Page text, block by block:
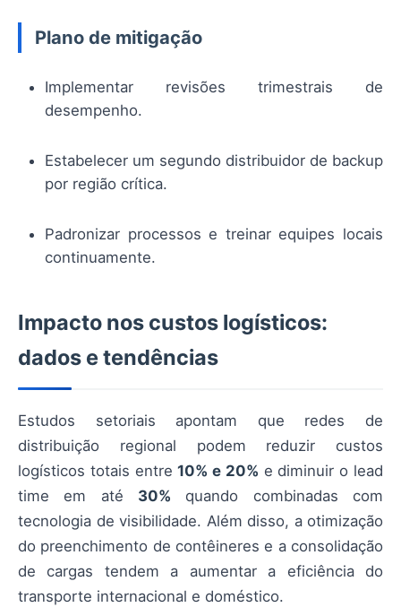
Plano de mitigação
Implementar revisões trimestrais de
desempenho.
Estabelecer um segundo distribuidor de backup
por região crítica.
Padronizar processos e treinar equipes locais
continuamente.
Impacto nos custos logísticos:
dados e tendências
Estudos setoriais apontam que redes de
distribuição regional podem reduzir custos
logísticos totais entre10% e 20% e diminuir o lead
time em até 30% quando combinadas com
tecnologia de visibilidade. Além disso, a otimização
do preenchimento de contêineres e a consolidação
de cargas tendem a aumentar a eficiência do
transporte internacional e doméstico.